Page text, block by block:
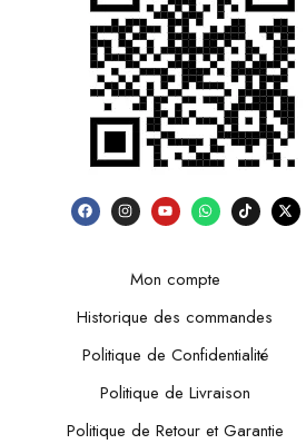
Mon compte
Historique des commandes
Politique de Confidentialité
Politique de Livraison
Politique de Retour et Garantie